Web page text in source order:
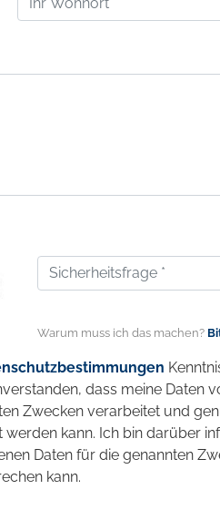
Warum muss ich das machen?
dass meine Daten
Zwecken verarbeitet und
werden kann. Ich bin darüber
Daten für die genannten
kann.